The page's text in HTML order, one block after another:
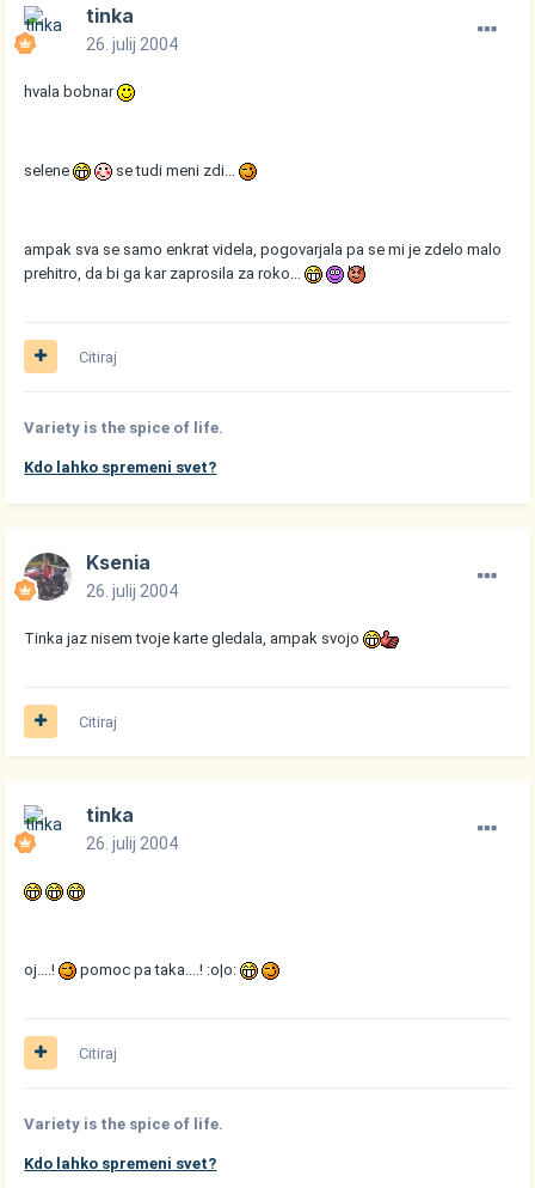
tinka
26. julij 2004
hvala bobnar
selene se tudi meni zdi...
ampak sva se samo enkrat videla, pogovarjala pa se mi je zdelo malo
prehitro, da bi ga kar zaprosila za roko...
Citiraj
Variety is the spice of life.
Kdo lahko spremeni svet?
Ksenia
26. julij 2004
Tinka jaz nisem tvoje karte gledala, ampak svojo
Citiraj
tinka
26. julij 2004
oj....! pomoc pa taka....! :o|o:
Citiraj
Variety is the spice of life.
Kdo lahko spremeni svet?